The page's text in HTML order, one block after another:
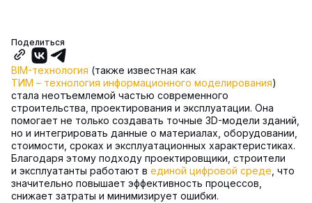
Поделиться
BIM-технология (также известная как
ТИМ – технология информационного моделирования)
стала неотъемлемой частью современного
строительства, проектирования и эксплуатации. Она
помогает не только создавать точные 3D-модели зданий,
но и интегрировать данные о материалах, оборудовании,
стоимости, сроках и эксплуатационных характеристиках.
Благодаря этому подходу проектировщики, строители
и эксплуатанты работают в единой цифровой среде , что
значительно повышает эффективность процессов,
снижает затраты и минимизирует ошибки.